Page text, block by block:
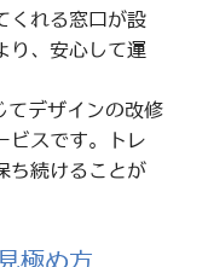
くれる窓口が設
り、安心して運
てデザインの改修
ビスです。トレ
ち続けることが
極め方